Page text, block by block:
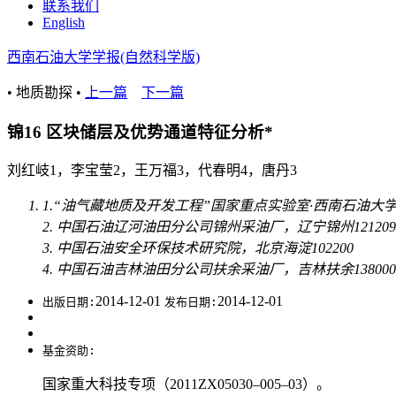
联系我们
English
西南石油大学学报(自然科学版)
• 地质勘探 • 上一篇 下一篇
锦16 区块储层及优势通道特征分析*
刘红岐1，李宝莹2，王万福3，代春明4，唐丹3
1.“油气藏地质及开发工程”国家重点实验室·西南石油大
2. 中国石油辽河油田分公司锦州采油厂，辽宁锦州121209
3. 中国石油安全环保技术研究院，北京海淀102200
4. 中国石油吉林油田分公司扶余采油厂，吉林扶余138000
出版日期: 2014-12-01 发布日期: 2014-12-01
基金资助:
国家重大科技专项（2011ZX05030–005–03）。